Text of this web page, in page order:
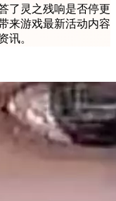
了灵之残响是否停更
来游戏最新活动内容
讯。